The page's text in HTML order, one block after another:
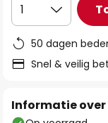
1
50 dagen
Snel & veilig
Informatie